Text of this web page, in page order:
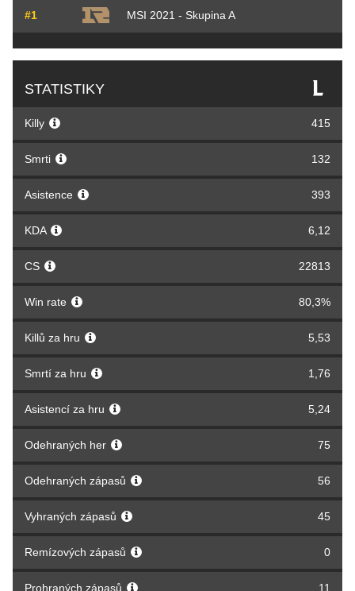
#1 MSI 2021 - Skupina A
STATISTIKY
Killy 415
Smrti 132
Asistence 393
KDA 6,12
CS 22813
Win rate 80,3%
Killů za hru 5,53
Smrtí za hru 1,76
Asistencí za hru 5,24
Odehraných her 75
Odehraných zápasů 56
Vyhraných zápasů 45
Remízových zápasů 0
Prohraných zápasů 11